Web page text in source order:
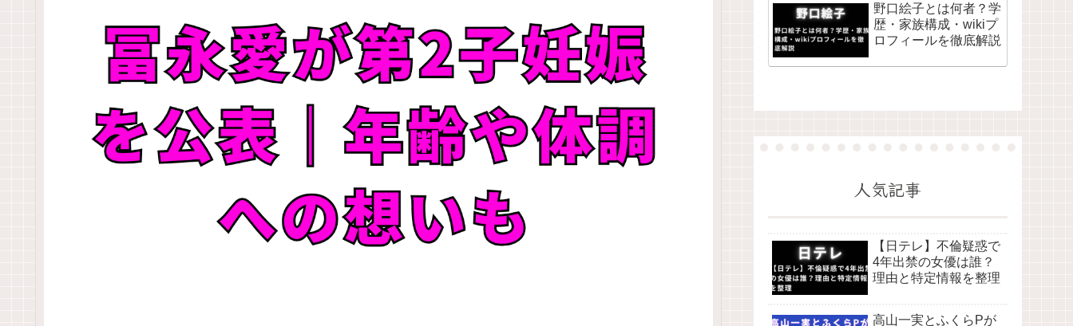
野口絵子とは何者？学
歴・家族構成・wikiプ
ロフィールを徹底解説
人気記事
【日テレ】不倫疑惑で
4年出禁の女優は誰？
理由と特定情報を整理
高山一実とふくらPが